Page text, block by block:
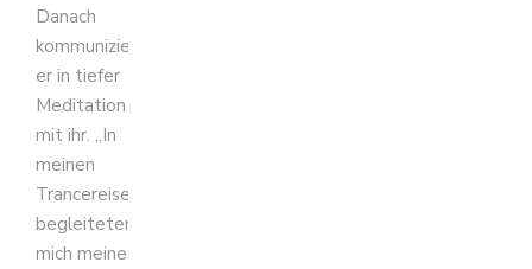
Danach
kommunizierte
er in tiefer
Meditation
mit ihr. „In
meinen
Trancereisen
begleiteten
mich meine